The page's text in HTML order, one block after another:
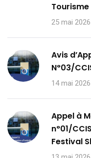
25 mai 2026
Avis
N°03/
14 mai 2026
Appel à
n°01/
Festival